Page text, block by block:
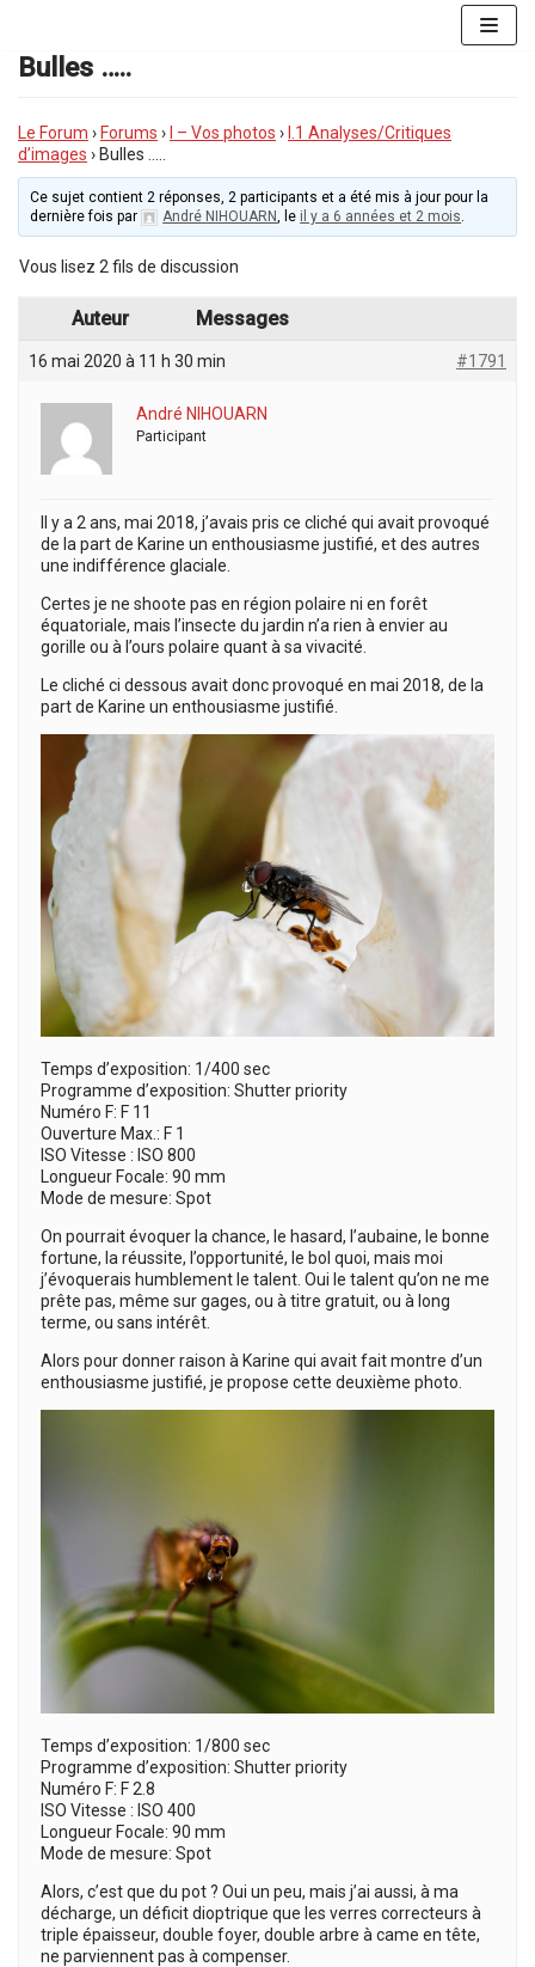
au
contenu
Bulles …..
Le Forum › Forums › I – Vos photos ›
I.1 Analyses/Critiques
d’images › Bulles …..
Ce sujet contient 2 réponses, 2 participants et a été mis à jour pour la
dernière fois par
André NIHOUARN, le il y a 6 années et 2 mois.
Vous lisez 2 fils de discussion
Auteur Messages
16 mai 2020 à 11 h 30 min #1791
André NIHOUARN
Participant
Il y a 2 ans, mai 2018, j’avais pris ce cliché qui avait provoqué
de la part de Karine un enthousiasme justifié, et des autres
une indifférence glaciale.
Certes je ne shoote pas en région polaire ni en forêt
équatoriale, mais l’insecte du jardin n’a rien à envier au
gorille ou à l’ours polaire quant à sa vivacité.
Le cliché ci dessous avait donc provoqué en mai 2018, de la
part de Karine un enthousiasme justifié.
Temps d’exposition: 1/400 sec
Programme d’exposition: Shutter priority
Numéro F: F 11
Ouverture Max.: F 1
ISO Vitesse : ISO 800
Longueur Focale: 90 mm
Mode de mesure: Spot
On pourrait évoquer la chance, le hasard, l’aubaine, le bonne
fortune, la réussite, l’opportunité, le bol quoi, mais moi
j’évoquerais humblement le talent. Oui le talent qu’on ne me
prête pas, même sur gages, ou à titre gratuit, ou à long
terme, ou sans intérêt.
Alors pour donner raison à Karine qui avait fait montre d’un
enthousiasme justifié, je propose cette deuxième photo.
Temps d’exposition: 1/800 sec
Programme d’exposition: Shutter priority
Numéro F: F 2.8
ISO Vitesse : ISO 400
Longueur Focale: 90 mm
Mode de mesure: Spot
Alors, c’est que du pot ? Oui un peu, mais j’ai aussi, à ma
décharge, un déficit dioptrique que les verres correcteurs à
triple épaisseur, double foyer, double arbre à came en tête,
ne parviennent pas à compenser.